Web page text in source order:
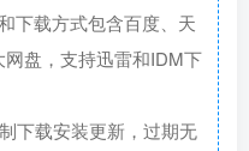
下载方式包含百度、天
盘，支持迅雷和IDM下
下载安装更新，过期无